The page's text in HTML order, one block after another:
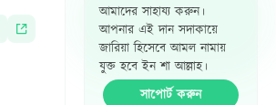
দেখান
আমাদের সাহায্য করুন।
আপনার এই দান সদাকায়ে
জারিয়া হিসেবে আমল নামায়
যুক্ত হবে ইন শা আল্লাহ।
সাপোর্ট করুন